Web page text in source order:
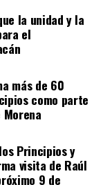
en la
la unidad y la
el
más de 60
como parte
Principios y
visita de Raúl
9 de